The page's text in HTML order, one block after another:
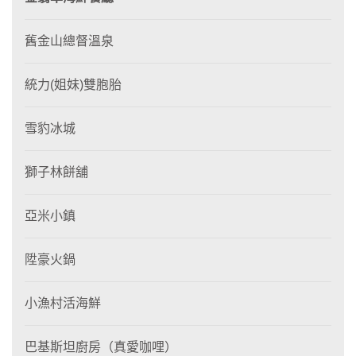
舊金山總督溫泉
統力(姐妹)雙胞胎
雪豹冰城
獅子林餅舖
亞米小鎮
陞豪火鍋
小漁村活海鮮
巴基斯坦廚房（真愛咖哩）